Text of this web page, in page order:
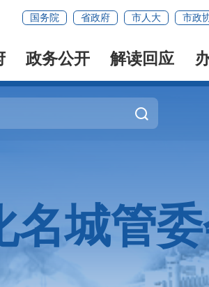
国务院 省政府 市人大 市政
政务公开 解读回应
名城管